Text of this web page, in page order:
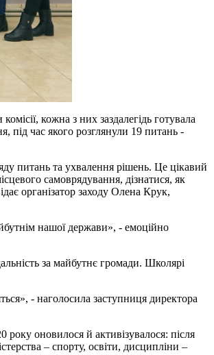
кожна з них заздалегідь готувала
під час якого розглянули 19 питань -
питань та ухвалення рішень. Це цікавий
самоврядування, дізнатися, як
організатор заходу Олена Крук,
нашої держави», - емоційно
за майбутнє громади. Школярі
- наголосила заступниця директора
оновилося й активізувалося: після
– спорту, освіти, дисципліни –